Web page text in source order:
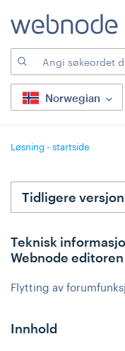
Norwegian
Løsning - startside
Teknisk
Webnode editoren
Flytting av
Innhold
Tidligere